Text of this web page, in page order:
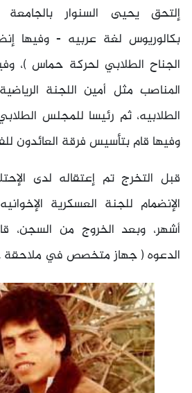
إلتحق يحيى السنوار
بكالوريوس لغة عربيه - وفيها
الجناح الطلابي لحركة حماس )،
المناصب مثل أمين اللجنة
الطلابيه، ثم رئيسا للمجلس
وفيها قام بتأسيس فرقة العائدون
قبل التخرج تم إعتقاله لدى
أشهر، وبعد الخروج من السجن،
الدعوه ( جهاز متخصص في ملاحقة